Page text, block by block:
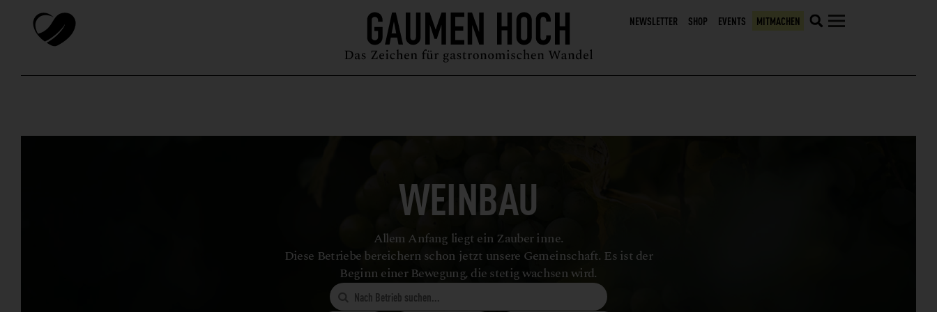
NEWSLETTER SHOP EVENTS MITMACHEN
MAGAZIN GUIDE PODCAST ÜBER UNS SYMPOSIUM
WEINBAU
Allem Anfang liegt ein Zauber inne.
Diese Betriebe bereichern schon jetzt unsere Gemeinschaft. Es ist der
Beginn einer Bewegung, die stetig wachsen wird.
